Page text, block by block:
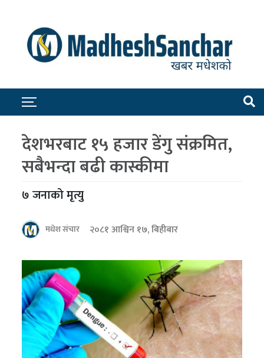
देशभरबाट १५ हजार डेंगु संक्रमित,
सबैभन्दा बढी कास्कीमा
७ जनाको मृत्यु
मधेश संचार २०८१ आश्विन १७, बिहीबार